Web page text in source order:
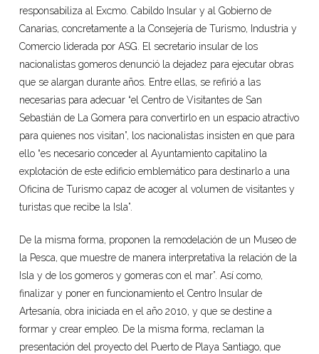
responsabiliza al Excmo. Cabildo Insular y al Gobierno de
Canarias, concretamente a la Consejería de Turismo, Industria y
Comercio liderada por ASG. El secretario insular de los
nacionalistas gomeros denunció la dejadez para ejecutar obras
que se alargan durante años. Entre ellas, se refirió a las
necesarias para adecuar “el Centro de Visitantes de San
Sebastián de La Gomera para convertirlo en un espacio atractivo
para quienes nos visitan”, los nacionalistas insisten en que para
ello “es necesario conceder al Ayuntamiento capitalino la
explotación de este edificio emblemático para destinarlo a una
Oficina de Turismo capaz de acoger al volumen de visitantes y
turistas que recibe la Isla”.
De la misma forma, proponen la remodelación de un Museo de
la Pesca, que muestre de manera interpretativa la relación de la
Isla y de los gomeros y gomeras con el mar”. Así como,
finalizar y poner en funcionamiento el Centro Insular de
Artesanía, obra iniciada en el año 2010, y que se destine a
formar y crear empleo. De la misma forma, reclaman la
presentación del proyecto del Puerto de Playa Santiago, que